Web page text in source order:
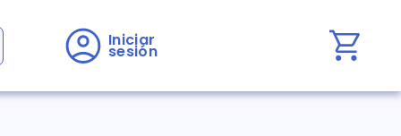
Iniciar
sesión